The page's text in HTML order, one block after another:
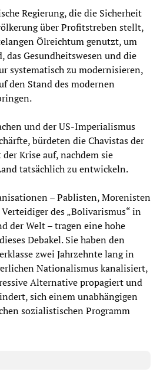
Regierung, die die Sicherheit
über Profitstreben stellt,
Ölreichtum genutzt, um
das Gesundheitswesen und die
systematisch zu modernisieren,
den Stand des modernen
und der US-Imperialismus
bürdeten die Chavistas der
Krise auf, nachdem sie
tatsächlich zu entwickeln.
– Pablisten, Morenisten
des „Bolivarismus“ in
der Welt – tragen eine hohe
Debakel. Sie haben den
zwei Jahrzehnte lang in
Nationalismus kanalisiert,
Alternative propagiert und
sich einem unabhängigen
sozialistischen Programm